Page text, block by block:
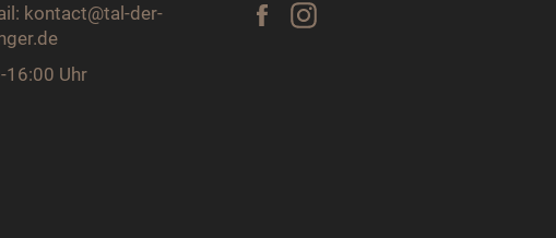
kontact@tal-der-
16:00 Uhr
Facebook